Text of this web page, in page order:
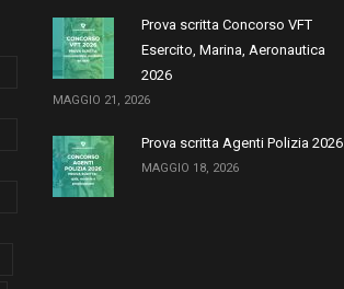
Prova scritta Concorso VFT
Esercito, Marina, Aeronautica
2026
MAGGIO 21, 2026
Prova scritta Agenti Polizia 2026
MAGGIO 18, 2026